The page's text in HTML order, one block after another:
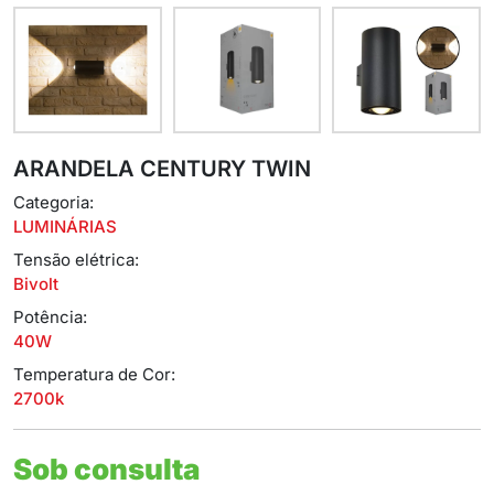
ARANDELA CENTURY TWIN
Categoria:
LUMINÁRIAS
Tensão elétrica:
Bivolt
Potência:
40W
Temperatura de Cor:
2700k
Sob consulta